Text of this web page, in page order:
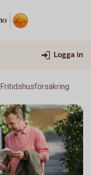
Logga in
Fritidshusförsäkring